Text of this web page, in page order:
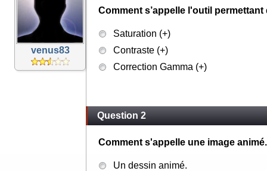
venus83
Comment s’appelle l'outil
Saturation (+)
Contraste (+)
Correction Gamma (+)
Question 2
Comment s'appelle une image animé.
Un dessin animé.